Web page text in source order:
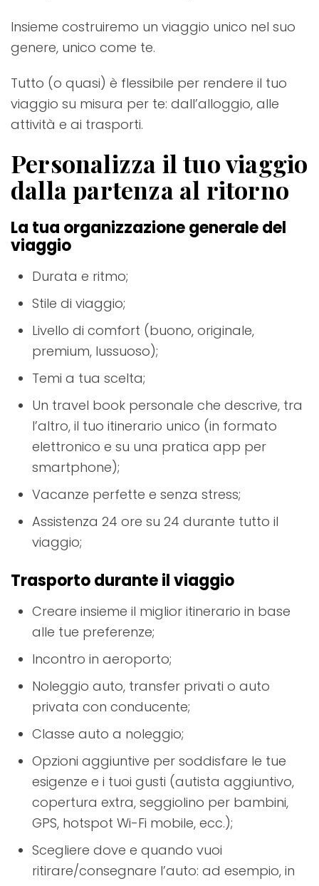
Insieme costruiremo un viaggio unico nel suo
genere, unico come te.
Tutto (o quasi) è flessibile per rendere il tuo
viaggio su misura per te: dall’alloggio, alle
attività e ai trasporti.
Personalizza il tuo viaggio
dalla partenza al ritorno
La tua organizzazione generale del
viaggio
Durata e ritmo;
Stile di viaggio;
Livello di comfort (buono, originale,
premium, lussuoso);
Temi a tua scelta;
Un travel book personale che descrive, tra
l’altro, il tuo itinerario unico (in formato
elettronico e su una pratica app per
smartphone);
Vacanze perfette e senza stress;
Assistenza 24 ore su 24 durante tutto il
viaggio;
Trasporto durante il viaggio
Creare insieme il miglior itinerario in base
alle tue preferenze;
Incontro in aeroporto;
Noleggio auto, transfer privati ​​o auto
privata con conducente;
Classe auto a noleggio;
Opzioni aggiuntive per soddisfare le tue
esigenze e i tuoi gusti (autista aggiuntivo,
copertura extra, seggiolino per bambini,
GPS, hotspot Wi-Fi mobile, ecc.);
Scegliere dove e quando vuoi
ritirare/consegnare l’auto: ad esempio, in